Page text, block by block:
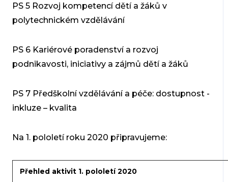
PS 5 Rozvoj kompetencí dětí a žáků v
polytechnickém vzdělávání
PS 6 Kariérové poradenství a rozvoj
podnikavosti, iniciativy a zájmů dětí a žáků
PS 7 Předškolní vzdělávání a péče: dostupnost -
inkluze – kvalita
Na 1. pololetí roku 2020 připravujeme:
Přehled aktivit 1. pololetí 2020